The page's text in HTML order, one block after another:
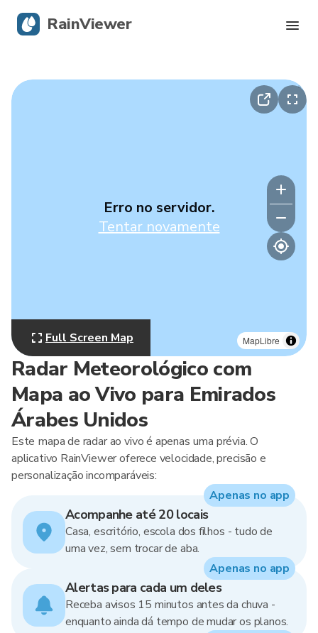
Radar Meteorológico com
Mapa ao Vivo para Emirados
Árabes Unidos
Este mapa de radar ao vivo é apenas uma prévia. O
aplicativo RainViewer oferece velocidade, precisão e
personalização incomparáveis:
Acompanhe até 20 locais
Casa, escritório, escola dos filhos - tudo de
uma vez, sem trocar de aba.
Apenas no app
Alertas para cada um deles
Receba avisos 15 minutos antes da chuva -
enquanto ainda dá tempo de mudar os planos.
Apenas no app
MapLibre
Erro no servidor.
Tentar novamente
Full Screen Map
RainViewer